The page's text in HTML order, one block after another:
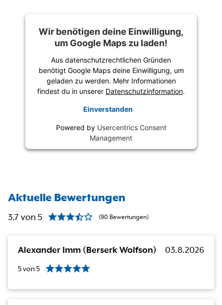
Wir benötigen deine Einwilligung,
um Google Maps zu laden!
Aus datenschutzrechtlichen Gründen
benötigt Google Maps deine Einwilligung, um
geladen zu werden. Mehr Informationen
findest du in unserer Datenschutzinformation.
Einverstanden
Powered by Usercentrics Consent
Management
Aktuelle Bewertungen
3.7 von 5 (90 Bewertungen)
Alexander Imm (Berserk Wolfson) 03.8.2026
5von5